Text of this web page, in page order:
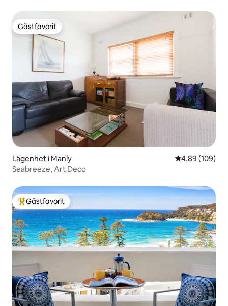
Gästfavorit
Gästfavorit
Lägenhet i Manly 4,89 av 5 i
4,89 (109)
Seabreeze, Art Deco
Populär gästfavorit
Gästfavorit